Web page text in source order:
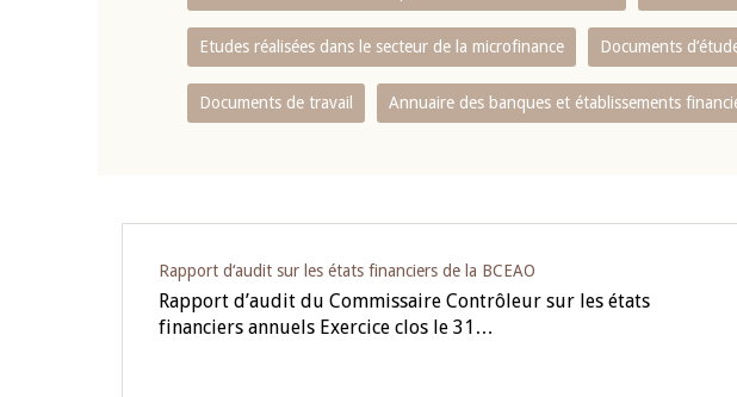
Etudes réalisées dans le secteur de la microfinance Documents
Documents de travail Annuaire des banques et établissements
Rapport d‘audit sur les états financiers de la BCEAO
Rapport d’audit du Commissaire Contrôleur sur les états
financiers annuels Exercice clos le 31…